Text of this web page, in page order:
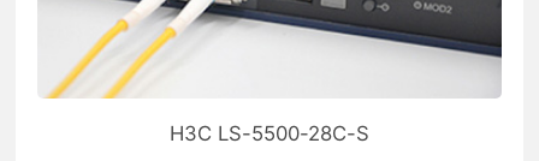
H3C LS-5500-28C-S